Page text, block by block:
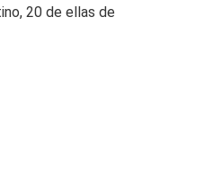
20 de ellas de